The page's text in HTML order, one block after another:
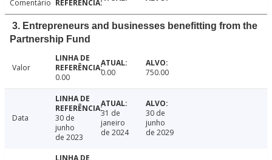
Comentário
3. Entrepreneurs and businesses benefitting from the
Partnership Fund
Valor
0.00
0.00 750.00
Data
30 de
junho
de 2023
31 de
janeiro
de 2024
30 de
junho
de 2029